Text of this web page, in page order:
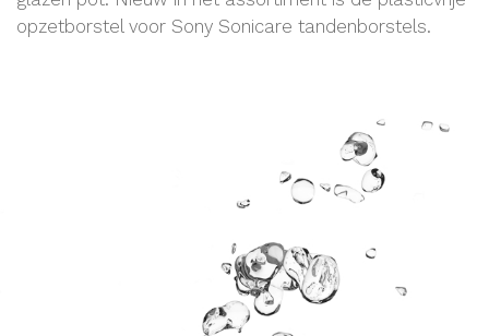
opzetborstel voor Sony Sonicare tandenborstels.